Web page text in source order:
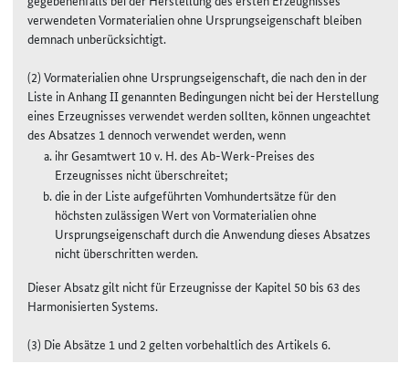
verwendeten Vormaterialien ohne Ursprungseigenschaft bleiben
demnach unberücksichtigt.
(2) Vormaterialien ohne Ursprungseigenschaft, die nach den in der
Liste in Anhang II genannten Bedingungen nicht bei der Herstellung
eines Erzeugnisses verwendet werden sollten, können ungeachtet
des Absatzes 1 dennoch verwendet werden, wenn
ihr Gesamtwert 10 v. H. des Ab-Werk-Preises des
Erzeugnisses nicht überschreitet;
die in der Liste aufgeführten Vomhundertsätze für den
höchsten zulässigen Wert von Vormaterialien ohne
Ursprungseigenschaft durch die Anwendung dieses Absatzes
nicht überschritten werden.
Dieser Absatz gilt nicht für Erzeugnisse der Kapitel 50 bis 63 des
Harmonisierten Systems.
(3) Die Absätze 1 und 2 gelten vorbehaltlich des Artikels 6.